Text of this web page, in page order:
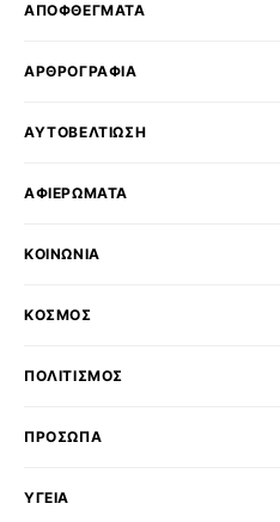
ΑΠΟΦΘΕΓΜΑΤΑ
ΑΡΘΡΟΓΡΑΦΙΑ
ΑΥΤΟΒΕΛΤΙΩΣΗ
ΑΦΙΕΡΩΜΑΤΑ
ΚΟΙΝΩΝΊΑ
ΚΟΣΜΟΣ
ΠΟΛΙΤΙΣΜΌΣ
ΠΡΟΣΩΠΑ
ΥΓΕΙΑ